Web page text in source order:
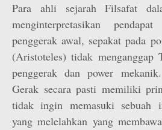
Para ahli sejarah Filsafat
menginterpretasikan
penggerak awal, sepakat pada
(Aristoteles) tidak menganggap
penggerak dan power
Gerak secara pasti memiliki
tidak ingin memasuki sebuah
yang melelahkan yang